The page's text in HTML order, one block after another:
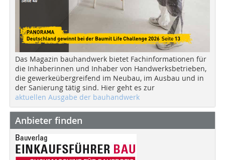
Das Magazin bauhandwerk bietet Fachinformationen für
die Inhaberinnen und Inhaber von Handwerksbetrieben,
die gewerkeübergreifend im Neubau, im Ausbau und in
der Sanierung tätig sind. Hier geht es zur
aktuellen Ausgabe der bauhandwerk
Anbieter finden